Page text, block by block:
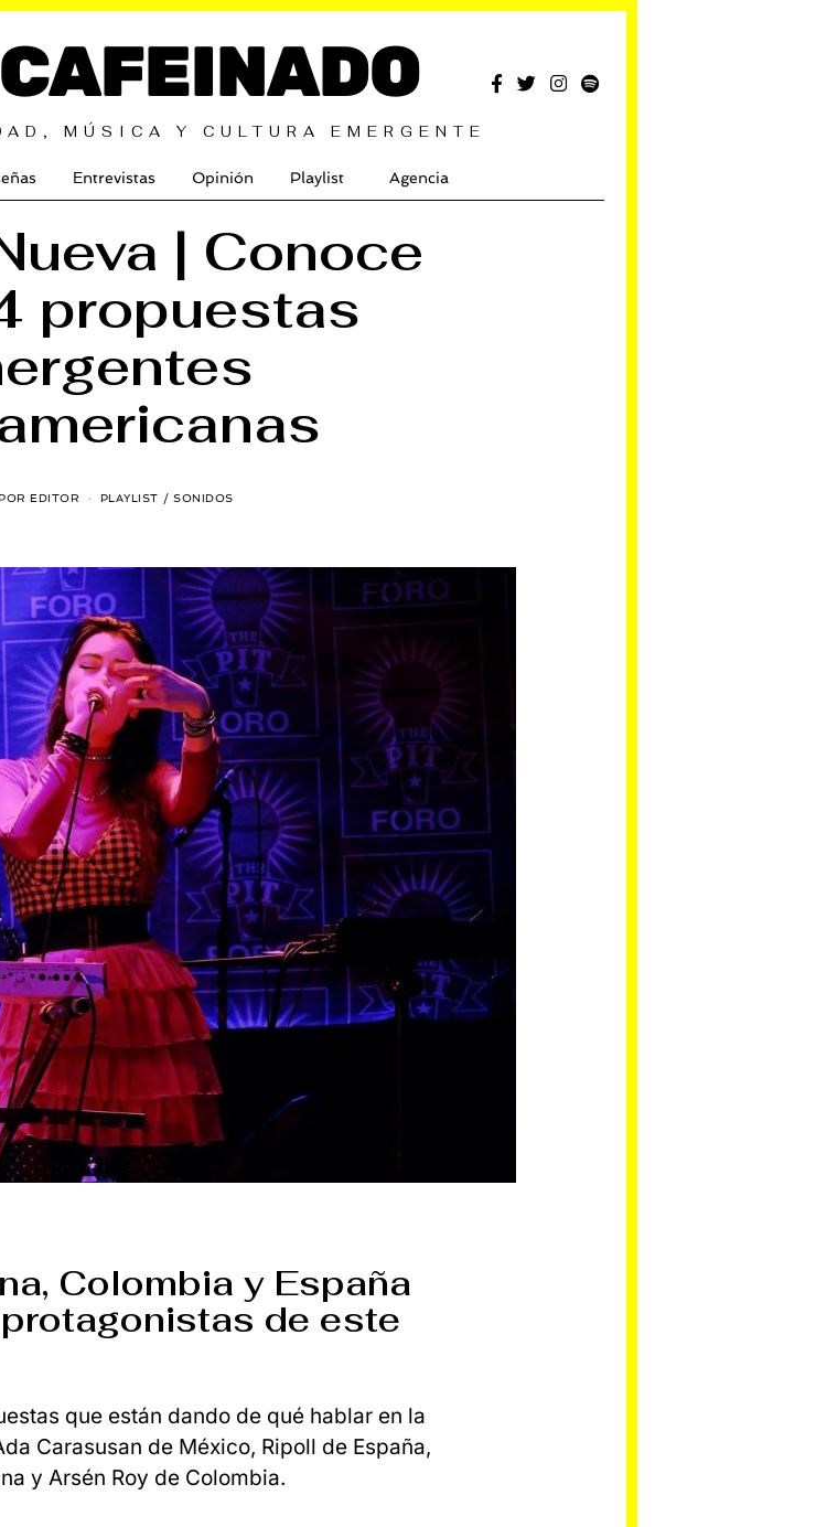
MÚSICA Y CULTURA EMERGENTE
Entrevistas Opinión Playlist Agencia
| Conoce
propuestas
EDITOR PLAYLIST / SONIDOS
Colombia y España
de este
que están dando de qué hablar en la
Carasusan de México, Ripoll de España,
y Arsén Roy de Colombia.